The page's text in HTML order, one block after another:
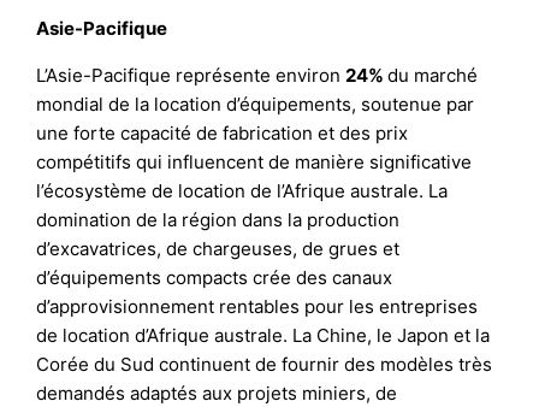
Asie-Pacifique
L’Asie-Pacifique représente environ24%du marché
mondial de la location d’équipements, soutenue par
une forte capacité de fabrication et des prix
compétitifs qui influencent de manière significative
l’écosystème de location de l’Afrique australe. La
domination de la région dans la production
d’excavatrices, de chargeuses, de grues et
d’équipements compacts crée des canaux
d’approvisionnement rentables pour les entreprises
de location d’Afrique australe. La Chine, le Japon et la
Corée du Sud continuent de fournir des modèles très
demandés adaptés aux projets miniers, de